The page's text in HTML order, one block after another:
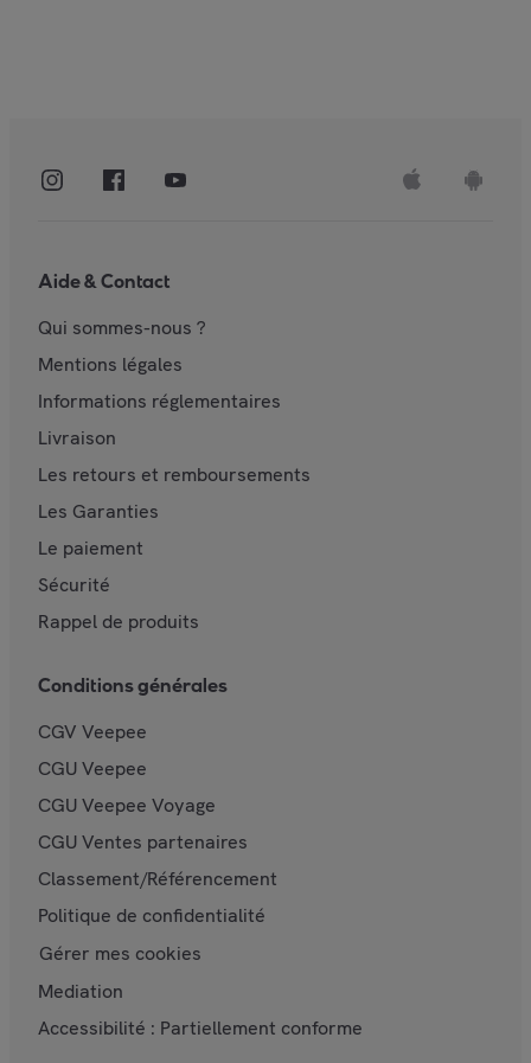
Aide & Contact
Qui sommes-nous ?
Mentions légales
Informations réglementaires
Livraison
Les retours et remboursements
Les Garanties
Le paiement
Sécurité
Rappel de produits
Conditions générales
CGV Veepee
CGU Veepee
CGU Veepee Voyage
CGU Ventes partenaires
Classement/Référencement
Politique de confidentialité
Gérer mes cookies
Mediation
Accessibilité : Partiellement conforme